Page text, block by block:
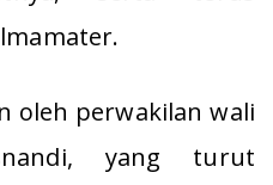
oleh perwakilan wali
yang turut